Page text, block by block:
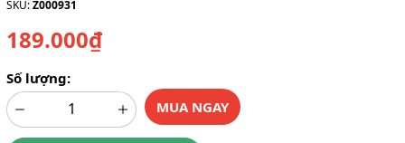
SKU:Z000931
189.000₫
Số lượng:
MUA NGAY